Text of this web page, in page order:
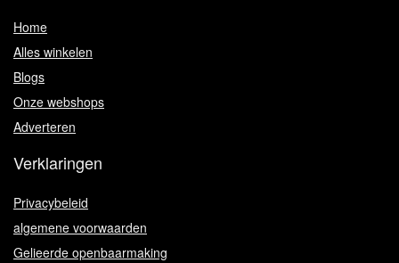
Home
Alles winkelen
Blogs
Onze webshops
Adverteren
Verklaringen
Privacybeleid
algemene voorwaarden
Gelieerde openbaarmaking